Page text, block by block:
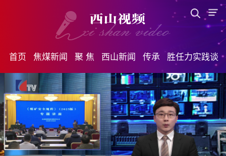
首页 焦煤新闻 聚 焦 西山新闻 传承 胜任力实践谈